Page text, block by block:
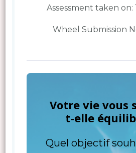
Assessment taken on:
Wheel Submission
Votre vie vous
t-elle
Quel objectif